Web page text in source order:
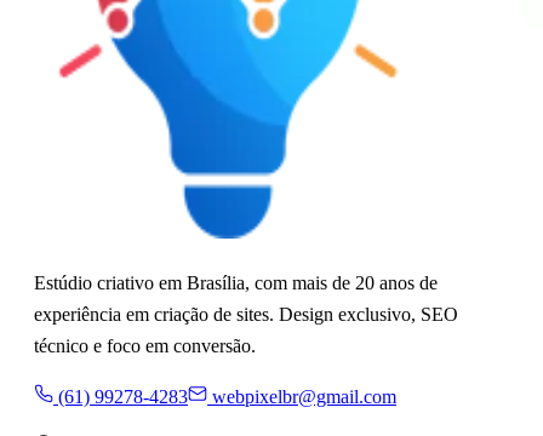
Estúdio criativo em Brasília, com mais de 20 anos de
experiência em criação de sites. Design exclusivo, SEO
técnico e foco em conversão.
(61) 99278-4283 webpixelbr@gmail.com